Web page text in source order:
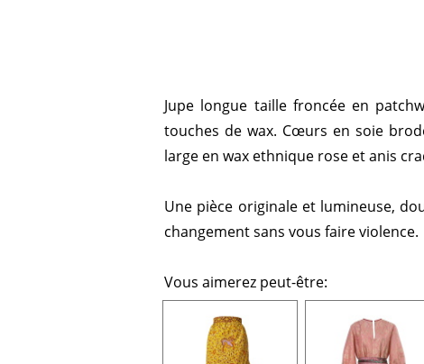
Jupe longue taille froncée en
touches de wax. Cœurs en soie
large en wax ethnique rose et anis
Une pièce originale et lumineuse,
changement sans vous faire violence.
Vous aimerez peut-être: